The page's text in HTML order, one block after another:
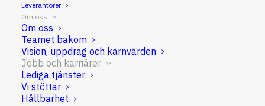
Leverantörer
Om oss
Om oss
Teamet bakom
Vision, uppdrag och kärnvärden
Jobb och karriärer
Lediga tjänster
Vi stöttar
Hållbarhet
Jobb och karriär